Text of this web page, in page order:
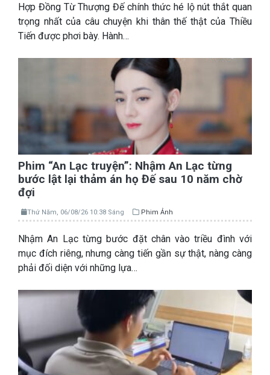
Hợp Đồng Từ Thượng Đế chính thức hé lộ nút thắt quan
trọng nhất của câu chuyện khi thân thế thật của Thiều
Tiến được phơi bày. Hành…
Phim “An Lạc truyện”: Nhậm An Lạc từng
bước lật lại thảm án họ Đế sau 10 năm chờ
đợi
Thứ Năm, 06/08/26 10:38 Sáng Phim Ảnh
Nhậm An Lạc từng bước đặt chân vào triều đình với
mục đích riêng, nhưng càng tiến gần sự thật, nàng càng
phải đối diện với những lựa…